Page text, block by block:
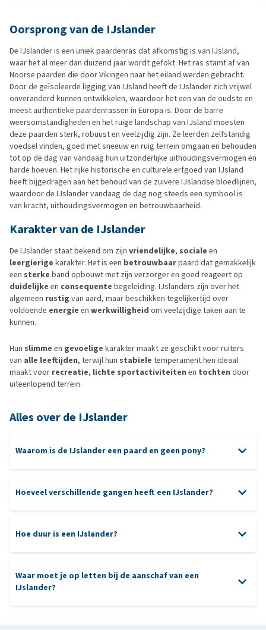
Oorsprong van de IJslander
De IJslander is een uniek paardenras dat afkomstig is van IJsland,
waar het al meer dan duizend jaar wordt gefokt. Het ras stamt af van
Noorse paarden die door Vikingen naar het eiland werden gebracht.
Door de geïsoleerde ligging van IJsland heeft de IJslander zich vrijwel
onveranderd kunnen ontwikkelen, waardoor het een van de oudste en
meest authentieke paardenrassen in Europa is. Door de barre
weersomstandigheden en het ruige landschap van IJsland moesten
deze paarden sterk, robuust en veelzijdig zijn. Ze leerden zelfstandig
voedsel vinden, goed met sneeuw en ruig terrein omgaan en behouden
tot op de dag van vandaag hun uitzonderlijke uithoudingsvermogen en
harde hoeven. Het rijke historische en culturele erfgoed van IJsland
heeft bijgedragen aan het behoud van de zuivere IJslandse bloedlijnen,
waardoor de IJslander vandaag de dag nog steeds een symbool is
van kracht, uithoudingsvermogen en betrouwbaarheid.
Karakter van de IJslander
De IJslander staat bekend om zijn vriendelijke, sociale en
leergierige karakter. Het is een betrouwbaarpaard dat gemakkelijk
een sterke band opbouwt met zijn verzorger en goed reageert op
duidelijke en consequente begeleiding. IJslanders zijn over het
algemeen rustig van aard, maar beschikken tegelijkertijd over
voldoende energie en werkwilligheid om veelzijdige taken aan te
kunnen.
Hun slimme en gevoelige karakter maakt ze geschikt voor ruiters
van alle leeftijden, terwijl hun stabiele temperament hen ideaal
maakt voor recreatie, lichte sportactiviteiten en tochten door
uiteenlopend terrein.
Alles over de IJslander
Waarom is de IJslander een paard en geen pony?
Hoeveel verschillende gangen heeft een IJslander?
Hoe duur is een IJslander?
Waar moet je op letten bij de aanschaf van een
IJslander?